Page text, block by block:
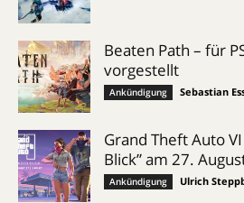
Beaten Path – für
vorgestellt
Ankündigung Sebastian
Grand Theft Auto
Blick” am 27.
Ankündigung Ulrich